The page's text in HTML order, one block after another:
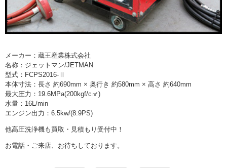
メーカー：蔵王産業株式会社
名称：ジェットマン/JETMAN
型式：FCPS2016-Ⅱ
本体寸法：長さ 約690mm × 奥行き 約580mm × 高さ 約640mm
最大圧力：19.6MPa(200kgf/c㎡)
水量：16L/min
エンジン出力：6.5kw/(8.9PS)
他高圧洗浄機も買取・見積もり受付中！
お電話・ご来店、お待ちしております。
> 骨董品・古美術品の査定
> 新着情報
> プライバシーポリシー